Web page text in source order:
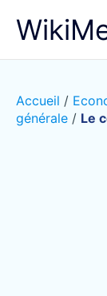
Accueil /
générale / Le